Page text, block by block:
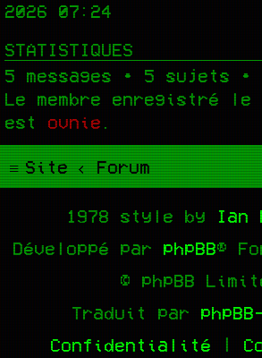
2026 07:24
STATISTIQUES
5 messages • 5 sujets •
Le membre enregistré
est ovnie
Site Forum
1978 style by
Ian
Développé par phpBB®
© phpBB
Traduit par
Confidentialité |